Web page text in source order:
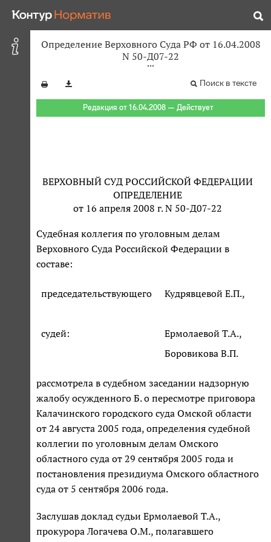
Определение Верховного Суда РФ от 16.04.2008
N 50-Д07-22
Поиск в тексте
Редакция от 16.04.2008 — Действует
ВЕРХОВНЫЙ СУД РОССИЙСКОЙ ФЕДЕРАЦИИ
ОПРЕДЕЛЕНИЕ
от 16 апреля 2008 г. N 50-Д07-22
Судебная коллегия по уголовным делам
Верховного Суда Российской Федерации в
составе:
председательствующего Кудрявцевой Е.П.,
судей:
Ермолаевой Т.А.,
Боровикова В.П.
рассмотрела в судебном заседании надзорную
жалобу осужденного Б. о пересмотре приговора
Калачинского городского суда Омской области
от 24 августа 2005 года, определения судебной
коллегии по уголовным делам Омского
областного суда от 29 сентября 2005 года и
постановления президиума Омского областного
суда от 5 сентября 2006 года.
Заслушав доклад судьи Ермолаевой Т.А.,
прокурора Логачева О.М., полагавшего